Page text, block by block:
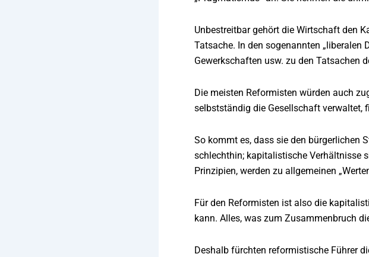
Unbestreitbar gehört die Wirtschaft den
Tatsache. In den sogenannten „liberalen
Gewerkschaften usw. zu den Tatsachen
Die meisten Reformisten würden auch
selbstständig die Gesellschaft verwaltet,
So kommt es, dass sie den bürgerlichen
schlechthin; kapitalistische Verhältnisse
Prinzipien, werden zu allgemeinen
Für den Reformisten ist also die
kann. Alles, was zum Zusammenbruch
Deshalb fürchten reformistische Führer